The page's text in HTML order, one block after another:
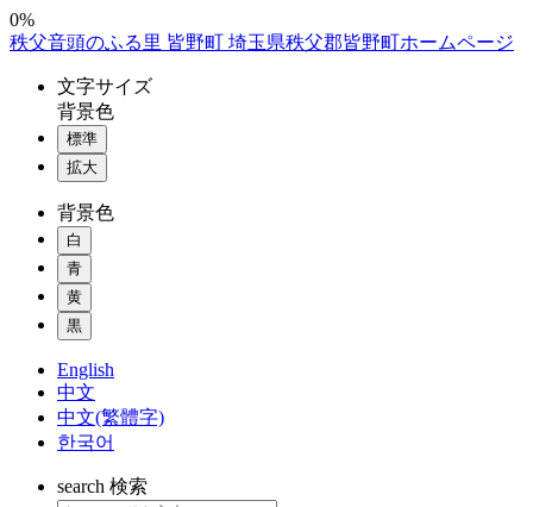
コ
ン
0%
秩父音頭のふる里 皆野町 埼玉県秩父郡皆野町ホームページ
文字サイズ
背景色
標準
拡大
背景色
白
青
黄
黒
English
中文
中文(繁體字)
한국어
search 検索